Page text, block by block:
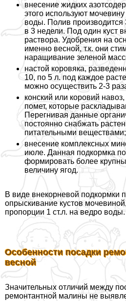
внесение жидких
этого используют
воды. Полив производится
в 3 недели. Под один куст
раствора. Удобрения на
именно весной, т.к. они
наращивание зеленой
настой коровяка,
10, по 5 л. под каждое
можно осуществить 2-3
конский или коровий
помет, которые
Перегнивая данные
постоянно снабжать
питательными веществами;
внесение комплексных
июле. Данная подкормка
формировать более
величину ягод.
В виде внекорневой подкормки
опрыскивание кустов
пропорции 1 ст.л. на ведро воды.
Особенности посадки
весной
Значительных отличий между
ремонтантной малины не